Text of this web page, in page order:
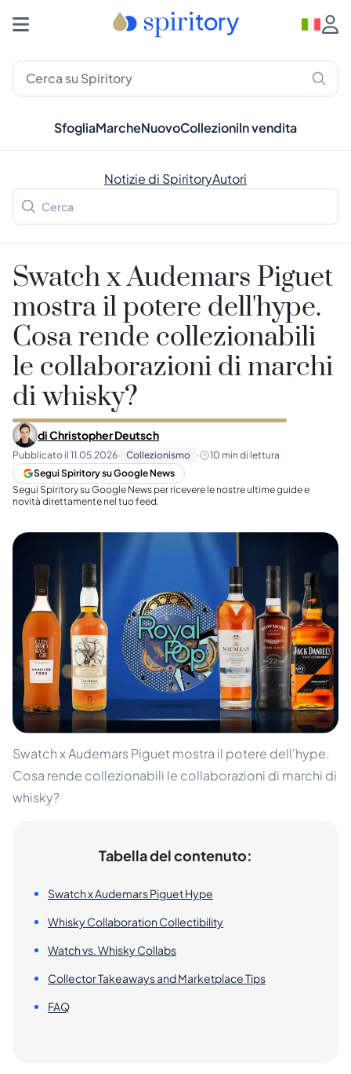
SfogliaMarcheNuovoCollezioniIn vendita
Notizie di SpiritoryAutori
Swatch x Audemars Piguet
mostra il potere dell'hype.
Cosa rende collezionabili
le collaborazioni di marchi
di whisky?
diChristopher Deutsch
Pubblicato il 11.05.2026· Collezionismo · 10 min di lettura
Segui Spiritory su Google News
Segui Spiritory su Google News per ricevere le nostre ultime guide e
novità direttamente nel tuo feed.
Swatch x Audemars Piguet mostra il potere dell'hype.
Cosa rende collezionabili le collaborazioni di marchi di
whisky?
Tabella del contenuto:
Swatch x Audemars Piguet Hype
Whisky Collaboration Collectibility
Watch vs. Whisky Collabs
Collector Takeaways and Marketplace Tips
FAQ